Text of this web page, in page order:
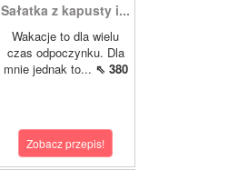
Sałatka z kapusty i...
Wakacje to dla wielu
czas odpoczynku. Dla
mnie jednak to... ⇖ 380
Zobacz przepis!